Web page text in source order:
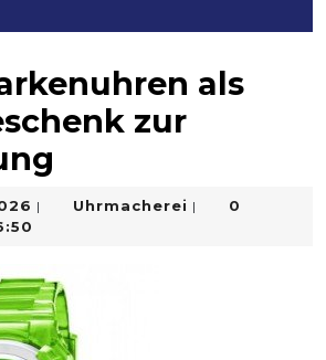
als
zur
13.
| Uhrmacherei Uhrmacherei
|
0